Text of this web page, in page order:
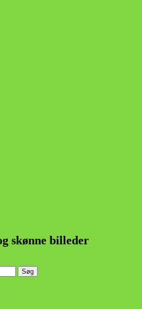
skønne billeder